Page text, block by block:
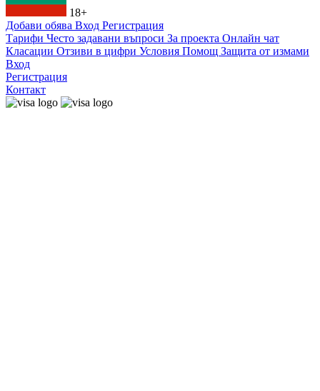
18+
Добави обява Вход Регистрация
Тарифи Често задавани въпроси За проекта Онлайн чат
Класации Отзиви в цифри Условия Помощ Защита от измами
Вход
Регистрация
Контакт